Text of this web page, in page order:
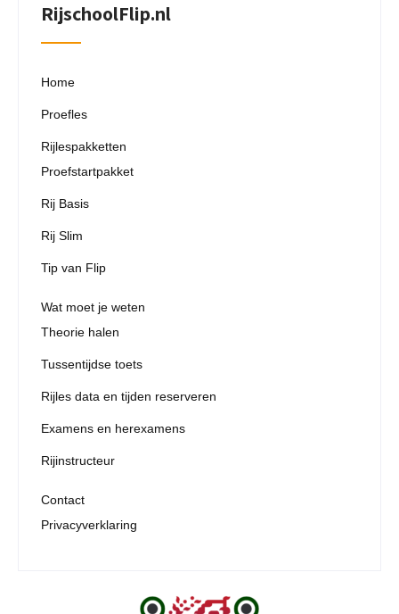
RijschoolFlip.nl
Home
Proefles
Rijlespakketten
Proefstartpakket
Rij Basis
Rij Slim
Tip van Flip
Wat moet je weten
Theorie halen
Tussentijdse toets
Rijles data en tijden reserveren
Examens en herexamens
Rijinstructeur
Contact
Privacyverklaring